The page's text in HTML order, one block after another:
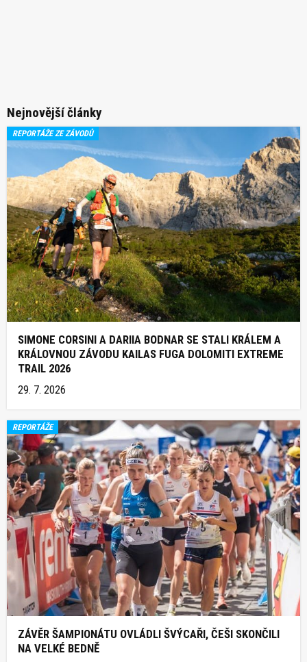
Nejnovější články
REPORTÁŽE ZE ZÁVODŮ
SIMONE CORSINI A DARIIA BODNAR SE STALI KRÁLEM A
KRÁLOVNOU ZÁVODU KAILAS FUGA DOLOMITI EXTREME
TRAIL 2026
29. 7. 2026
REPORTÁŽE
ZÁVĚR ŠAMPIONÁTU OVLÁDLI ŠVÝCAŘI, ČEŠI SKONČILI
NA VELKÉ BEDNĚ